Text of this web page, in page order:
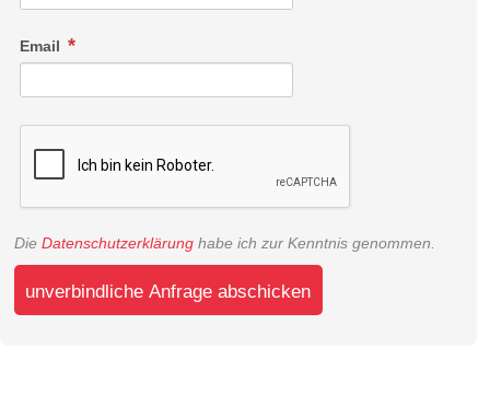
Email
Die Datenschutzerklärung habe ich zur Kenntnis genommen.
unverbindliche Anfrage abschicken